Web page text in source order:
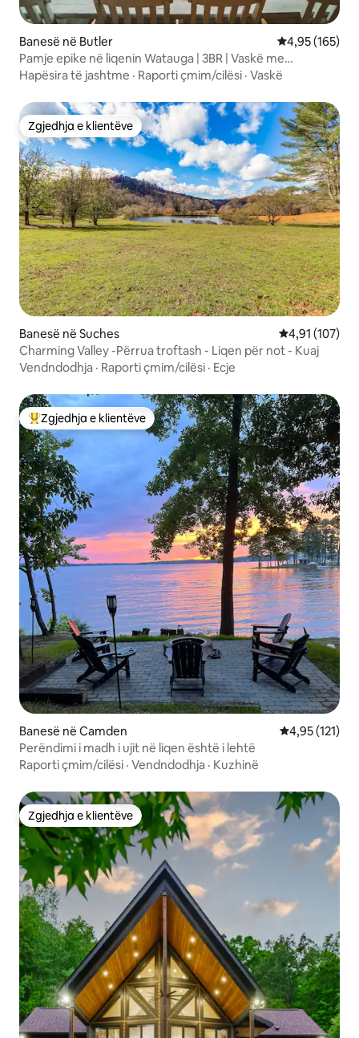
Banesë në Butler Vlerësimi
4,95 (165)
Pamje epike në liqenin Watauga | 3BR | Vaskë me
hidromasazh | Dock
Hapësira të jashtme · Raporti çmim/cilësi · Vaskë
Zgjedhja e klientëve
Zgjedhja e klientëve
Banesë në Suches Vlerësimi
4,91 (107)
Charming Valley -Përrua troftash - Liqen për not - Kuaj
Vendndodhja · Raporti çmim/cilësi · Ecje
Më të mirat e zgjedhjeve të klientëve
Zgjedhja e klientëve
Banesë në Camden Vlerësimi
4,95 (121)
Perëndimi i madh i ujit në liqen është i lehtë
Raporti çmim/cilësi · Vendndodhja · Kuzhinë
Zgjedhja e klientëve
Zgjedhja e klientëve